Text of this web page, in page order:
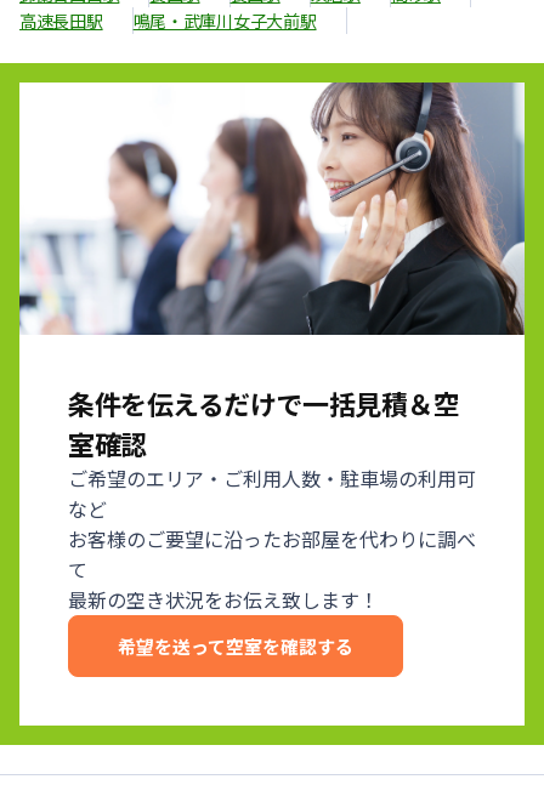
高速長田駅
鳴尾・武庫川女子大前駅
条件を伝えるだけで一括見積＆空
室確認
ご希望のエリア・ご利用人数・駐車場の利用可
など
お客様のご要望に沿ったお部屋を代わりに調べ
て
最新の空き状況をお伝え致します！
希望を送って空室を確認する